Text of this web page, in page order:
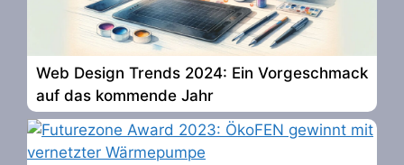
Web Design Trends 2024: Ein Vorgeschmack
auf das kommende Jahr